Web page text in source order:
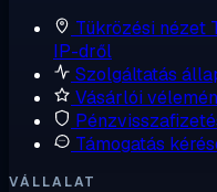
Tükrözési nézet
IP-dről
Szolgáltatás
Vásárlói
Támogatás
VÁLLALAT